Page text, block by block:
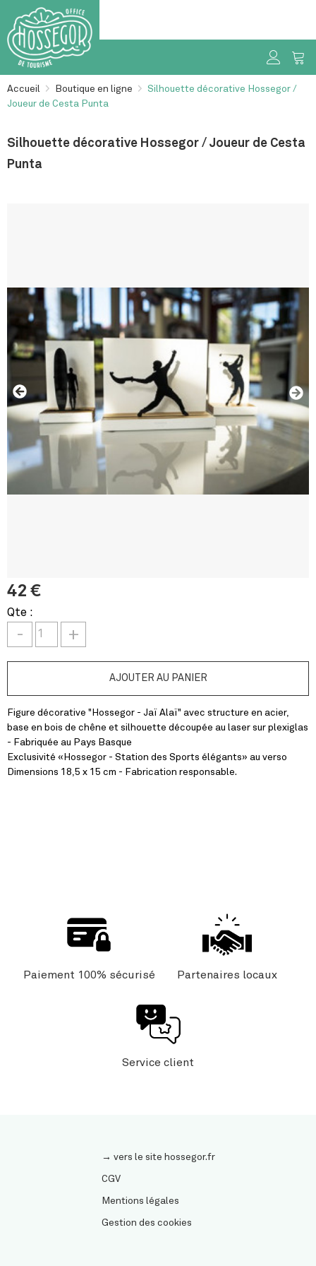
Accueil > Boutique en ligne >
Silhouette décorative Hossegor /
Joueur de Cesta Punta
Silhouette décorative Hossegor / Joueur de Cesta
Punta
42 €
Qte :
- +
Figure décorative "Hossegor - Jaï Alaï" avec structure en acier,
base en bois de chêne et silhouette découpée au laser sur plexiglas
- Fabriquée au Pays Basque
Exclusivité «Hossegor - Station des Sports élégants» au verso
Dimensions 18,5 x 15 cm - Fabrication responsable.
Paiement 100% sécurisé Partenaires locaux
Service client
→ vers le site hossegor.fr
CGV
Mentions légales
Gestion des cookies